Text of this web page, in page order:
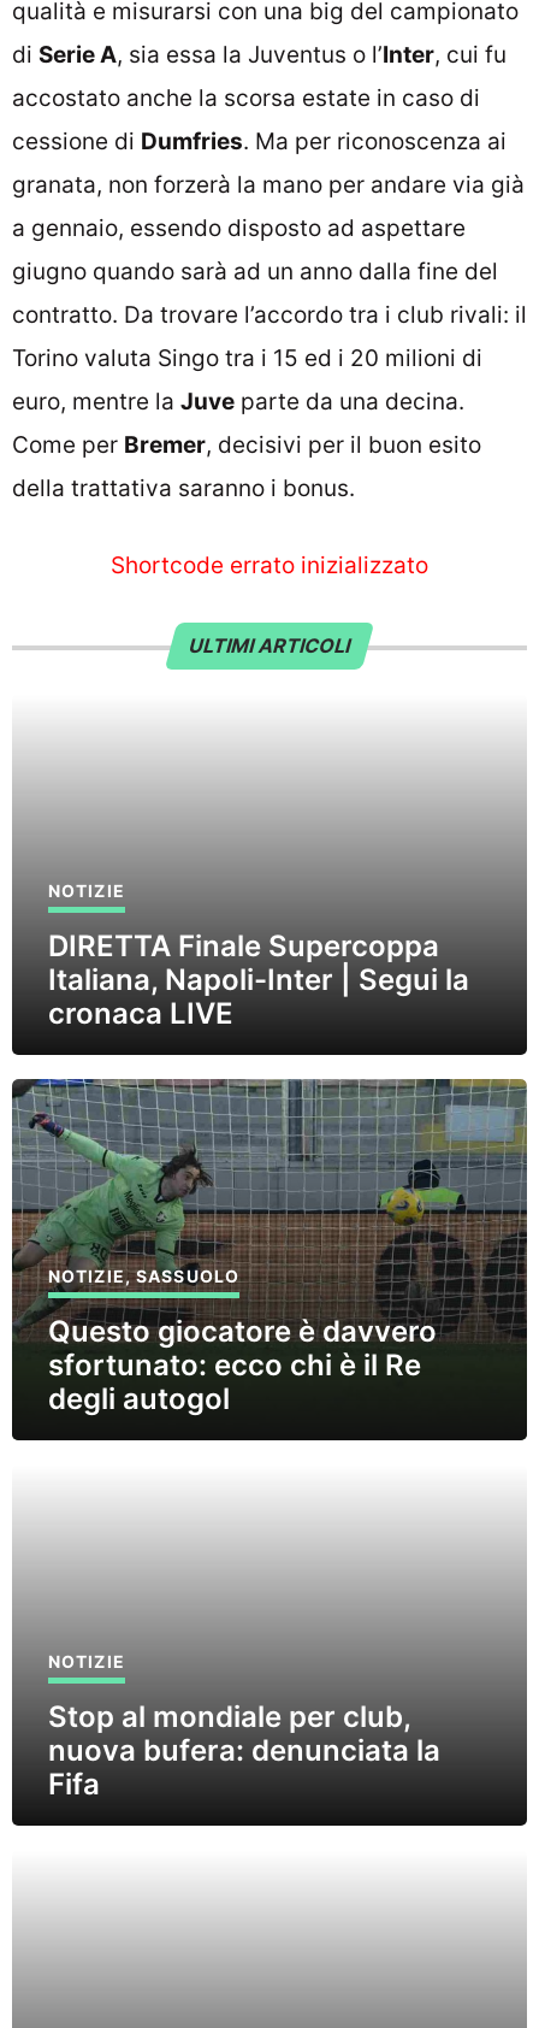
qualità e misurarsi con una big del campionato
di Serie A, sia essa la Juventus o l’Inter, cui fu
accostato anche la scorsa estate in caso di
cessione di Dumfries. Ma per riconoscenza ai
granata, non forzerà la mano per andare via già
a gennaio, essendo disposto ad aspettare
giugno quando sarà ad un anno dalla fine del
contratto. Da trovare l’accordo tra i club rivali: il
Torino valuta Singo tra i 15 ed i 20 milioni di
euro, mentre la Juve parte da una decina.
Come per Bremer, decisivi per il buon esito
della trattativa saranno i bonus.
Shortcode errato inizializzato
ULTIMI ARTICOLI
NOTIZIE
DIRETTA Finale Supercoppa
Italiana, Napoli-Inter | Segui la
cronaca LIVE
NOTIZIE,SASSUOLO
Questo giocatore è davvero
sfortunato: ecco chi è il Re
degli autogol
NOTIZIE
Stop al mondiale per club,
nuova bufera: denunciata la
Fifa